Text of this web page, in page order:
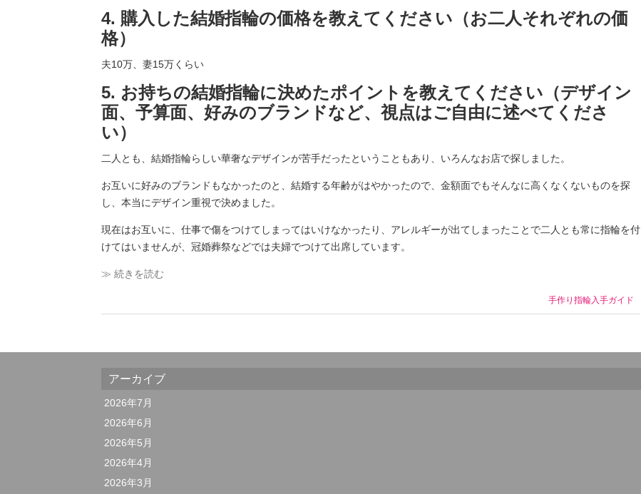
4. 購入した結婚指輪の価格を教えてください（お二人それぞれの価
格）
夫10万、妻15万くらい
5. お持ちの結婚指輪に決めたポイントを教えてください（デザイン
面、予算面、好みのブランドなど、視点はご自由に述べてくださ
い）
二人とも、結婚指輪らしい華奢なデザインが苦手だったということもあり、いろんなお店で探しました。
お互いに好みのブランドもなかったのと、結婚する年齢がはやかったので、金額面でもそんなに高くなくないものを探
し、本当にデザイン重視で決めました。
現在はお互いに、仕事で傷をつけてしまってはいけなかったり、アレルギーが出てしまったことで二人とも常に指輪を付
けてはいませんが、冠婚葬祭などでは夫婦でつけて出席しています。
≫ 続きを読む
手作り指輪入手ガイド
アーカイブ
2026年7月
2026年6月
2026年5月
2026年4月
2026年3月